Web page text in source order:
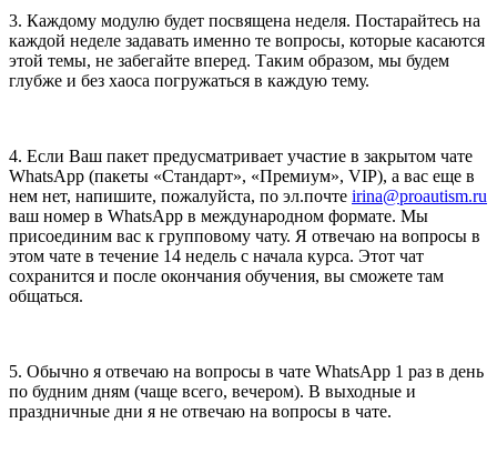
3. Каждому модулю будет посвящена неделя. Постарайтесь на
каждой неделе задавать именно те вопросы, которые касаются
этой темы, не забегайте вперед. Таким образом, мы будем
глубже и без хаоса погружаться в каждую тему.
4. Если Ваш пакет предусматривает участие в закрытом чате
WhatsApp (пакеты «Стандарт», «Премиум», VIP), а вас еще в
нем нет, напишите, пожалуйста, по эл.почте irina@proautism.ru
ваш номер в WhatsApp в международном формате. Мы
присоединим вас к групповому чату. Я отвечаю на вопросы в
этом чате в течение 14 недель с начала курса. Этот чат
сохранится и после окончания обучения, вы сможете там
общаться.
5. Обычно я отвечаю на вопросы в чате WhatsApp 1 раз в день
по будним дням (чаще всего, вечером). В выходные и
праздничные дни я не отвечаю на вопросы в чате.